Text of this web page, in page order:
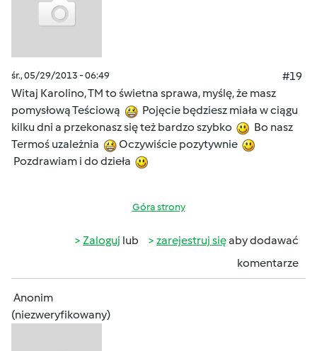
śr., 05/29/2013 - 06:49
#19
Witaj Karolino, TM to świetna sprawa, myślę, że masz
pomysłową Teściową
Pojęcie będziesz miała w ciągu
kilku dni a przekonasz się też bardzo szybko
Bo nasz
Termoś uzależnia
Oczywiście pozytywnie
Pozdrawiam i do dzieła
Góra strony
Zaloguj lub zarejestruj sięaby dodawać
komentarze
Anonim
(niezweryfikowany)